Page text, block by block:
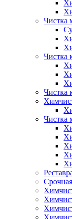
Чистка
Чистка
Чистка
Чистка